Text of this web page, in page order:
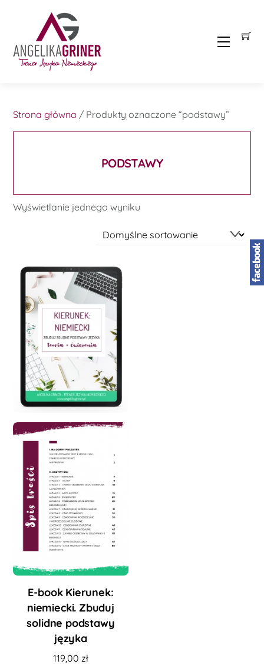
Menu
Strona główna / Produkty oznaczone “podstawy”
PODSTAWY
Wyświetlanie jednego wyniku
E-book Kierunek:
niemiecki. Zbuduj
solidne podstawy
języka
119,00 zł